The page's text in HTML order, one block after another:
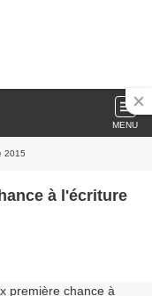
MENU
2015
à l'écriture